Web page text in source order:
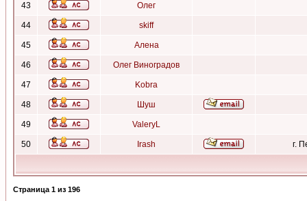
43 Олег
44 skiff
45 Алена
46 Олег Виноградов
47 Kobra
48 Шуш
49 ValeryL
50 Irash г.
Страница 1 из 196